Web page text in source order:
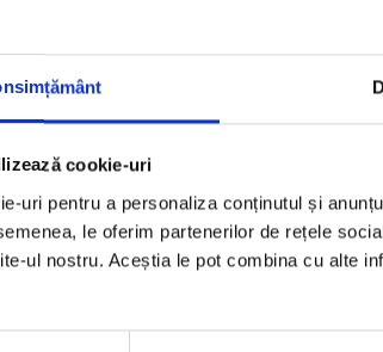
cookie-uri
uri pentru a personaliza conținutul și
le oferim partenerilor de rețele
ul nostru. Aceștia le pot combina cu alte
2025